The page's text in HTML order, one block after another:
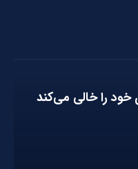
خود را خالی می‌کند